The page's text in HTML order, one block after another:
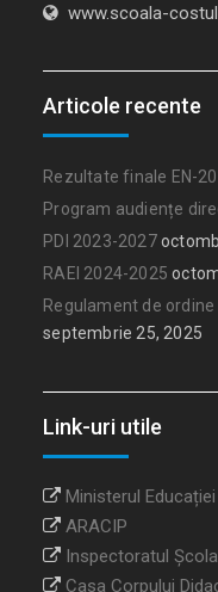
www.scoala-
Articole recente
Rezultate finale EN-
Program audiențe
PDI 2023-2027
RAEI 2024-2025
Regulament de
septembrie 25, 2025
Link-uri utile
Ministerul
ARACIP
Inspectoratul
Casa Corpului